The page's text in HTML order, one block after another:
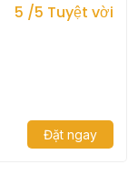
5 /5 Tuyệt vời
Đặt ngay